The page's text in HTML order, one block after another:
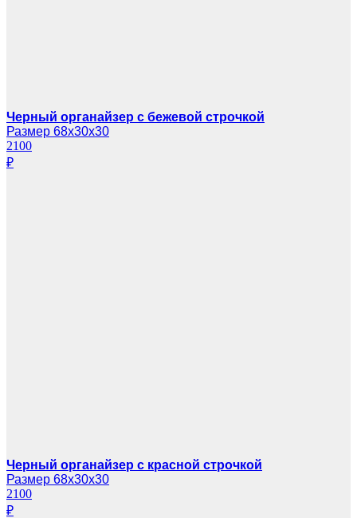
Черный органайзер с бежевой строчкой
Размер 68х30х30
2100
₽
Черный органайзер с красной строчкой
Размер 68х30х30
2100
₽